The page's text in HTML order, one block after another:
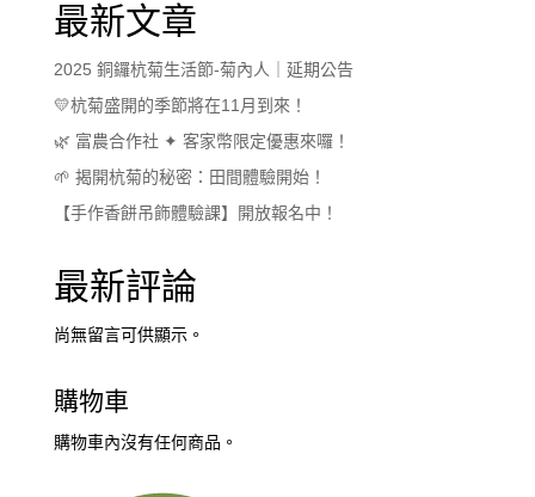
最新文章
2025 銅鑼杭菊生活節-菊內人｜延期公告
💛杭菊盛開的季節將在11月到來！
🌿 富農合作社 ✦ 客家幣限定優惠來囉！
🌱 揭開杭菊的秘密：田間體驗開始！
【手作香餅吊飾體驗課】開放報名中！
最新評論
尚無留言可供顯示。
購物車
購物車內沒有任何商品。